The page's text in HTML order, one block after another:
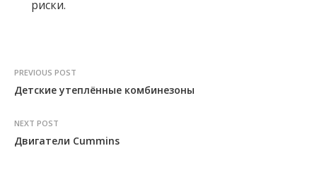
риски.
PREVIOUS POST
Детские утеплённые комбинезоны
NEXT POST
Двигатели Cummins